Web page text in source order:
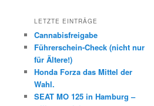
LETZTE EINTRÄGE
Cannabisfreigabe
Führerschein-Check (nicht nur
für Ältere!)
Honda Forza das Mittel der
Wahl.
SEAT MO 125 in Hamburg –